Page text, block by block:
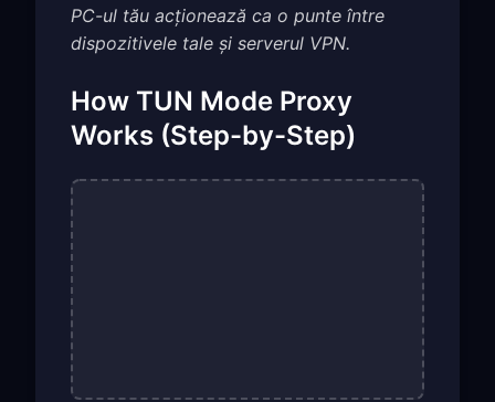
PC-ul tău acționează ca o punte între
dispozitivele tale și serverul VPN.
How TUN Mode Proxy
Works (Step-by-Step)